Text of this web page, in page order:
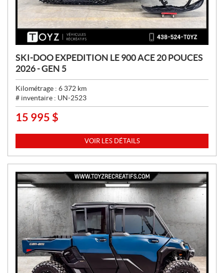
SKI-DOO EXPEDITION LE 900 ACE 20 POUCES
2026 - GEN 5
Kilométrage : 6 372 km
# inventaire : UN-2523
P
X
:
15 995 $
VOIR LES DÉTAILS